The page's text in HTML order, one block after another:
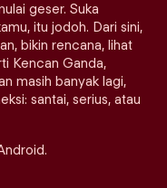
geser. Suka
itu jodoh. Dari sini,
bikin rencana, lihat
Kencan Ganda,
masih banyak lagi,
santai, serius, atau